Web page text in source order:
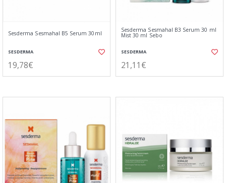
Sesderma Sesmahal B5 Serum 30ml
SESDERMA
19,78€
Sesderma Sesmahal B3 Serum 30 ml
Mist 30 ml Sebo
SESDERMA
21,11€